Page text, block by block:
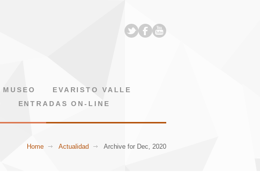
MUSEO
EVARISTO VALLE
ENTRADAS ON-LINE
Home Actualidad Archive for Dec, 2020